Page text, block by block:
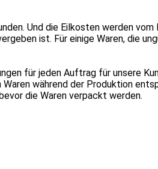
Und die Eilkosten werden vom
ist. Für einige Waren, die
für jeden Auftrag für unsere
während der Produktion
die Waren verpackt werden.